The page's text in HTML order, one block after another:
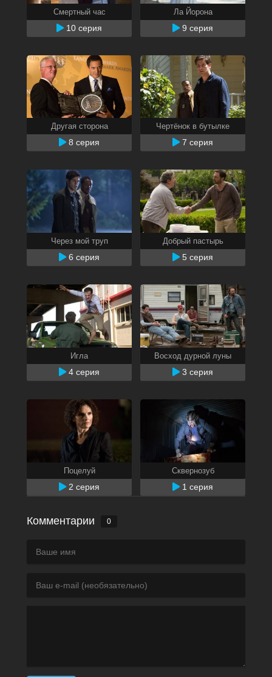
Смертный час
10 серия
Ла Йорона
9 серия
Другая сторона
8 серия
Чертёнок в бутылке
7 серия
Через мой труп
6 серия
Добрый пастырь
5 серия
Игла
4 серия
Восход дурной луны
3 серия
Поцелуй
2 серия
Сквернозуб
1 серия
Комментарии 0